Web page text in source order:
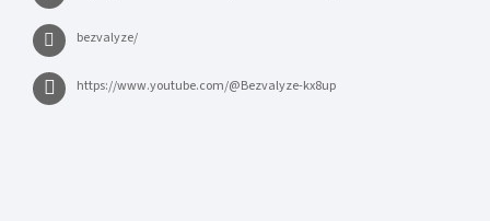
bezvalyze/
https://www.youtube.com/@Bezvalyze-kx8up